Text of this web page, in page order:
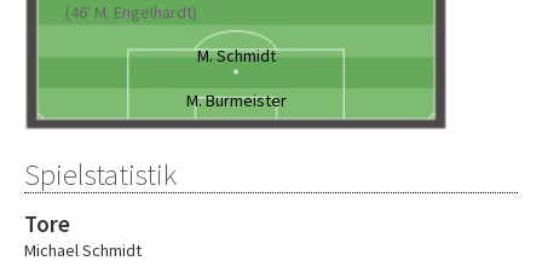
(46' M. Engelhardt)
M. Schmidt
M. Burmeister
Spielstatistik
Tore
Michael Schmidt